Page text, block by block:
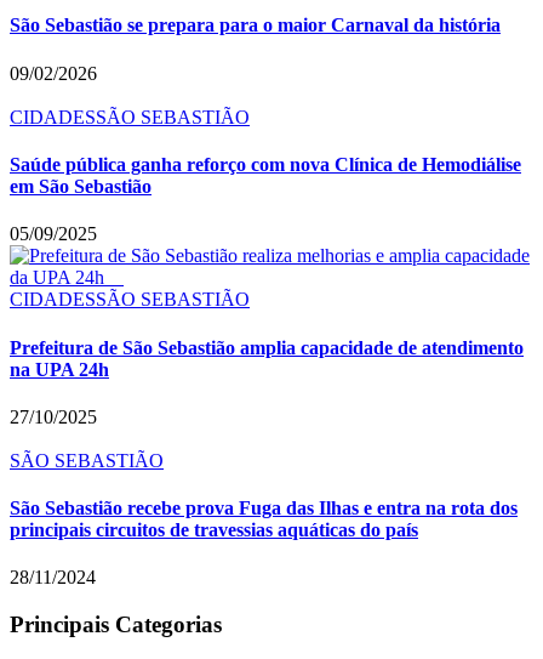
São Sebastião se prepara para o maior Carnaval da história
09/02/2026
CIDADESSÃO SEBASTIÃO
Saúde pública ganha reforço com nova Clínica de Hemodiálise
em São Sebastião
05/09/2025
CIDADESSÃO SEBASTIÃO
Prefeitura de São Sebastião amplia capacidade de atendimento
na UPA 24h
27/10/2025
SÃO SEBASTIÃO
São Sebastião recebe prova Fuga das Ilhas e entra na rota dos
principais circuitos de travessias aquáticas do país
28/11/2024
Principais Categorias